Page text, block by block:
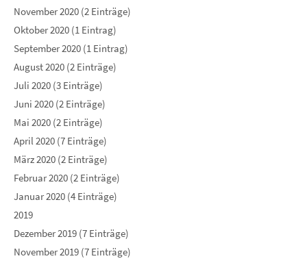
November 2020 (2 Einträge)
Oktober 2020 (1 Eintrag)
September 2020 (1 Eintrag)
August 2020 (2 Einträge)
Juli 2020 (3 Einträge)
Juni 2020 (2 Einträge)
Mai 2020 (2 Einträge)
April 2020 (7 Einträge)
März 2020 (2 Einträge)
Februar 2020 (2 Einträge)
Januar 2020 (4 Einträge)
2019
Dezember 2019 (7 Einträge)
November 2019 (7 Einträge)